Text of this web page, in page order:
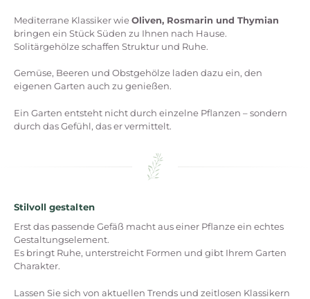
Mediterrane Klassiker wieOliven, Rosmarin und Thymian
bringen ein Stück Süden zu Ihnen nach Hause.
Solitärgehölze schaffen Struktur und Ruhe.
Gemüse, Beeren und Obstgehölze laden dazu ein, den
eigenen Garten auch zu genießen.
Ein Garten entsteht nicht durch einzelne Pflanzen – sondern
durch das Gefühl, das er vermittelt.
Stilvoll gestalten
Erst das passende Gefäß macht aus einer Pflanze ein echtes
Gestaltungselement.
Es bringt Ruhe, unterstreicht Formen und gibt Ihrem Garten
Charakter.
Lassen Sie sich von aktuellen Trends und zeitlosen Klassikern